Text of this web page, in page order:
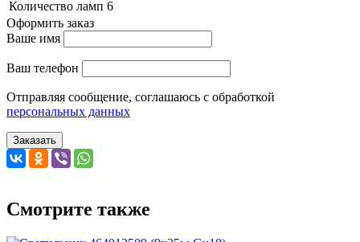
Количество ламп 6
Оформить заказ
Ваше имя
Ваш телефон
Отправляя сообщение, соглашаюсь с обработкой
персональных данных
Заказать
Смотрите также